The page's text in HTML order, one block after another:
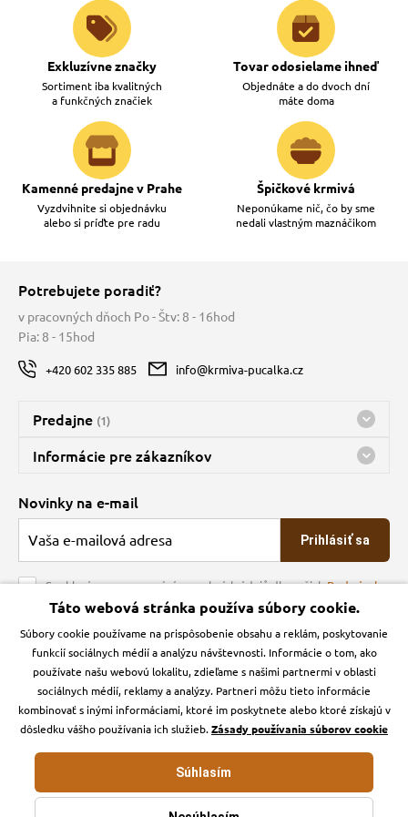
Exkluzívne značky
Sortiment iba kvalitných
a funkčných značiek
Tovar odosielame ihneď
Objednáte a do dvoch dní
máte doma
Kamenné predajne v Prahe
Vyzdvihnite si objednávku
alebo si príďte pre radu
Špičkové krmivá
Neponúkame nič, čo by sme
nedali vlastným maznáčikom
Potrebujete poradiť?
v pracovných dňoch Po - Štv: 8 - 16hod
Pia: 8 - 15hod
+420 602 335 885 info@krmiva-pucalka.cz
Predajne (1)
Predajňa a sklad Kbely
Bohužiaľ, momentálne máme zatvorené
Informácie pre zákazníkov
O spoločnosti
Veľkoobchod
Obchodné podmienky
Kontakt
Podmienky ochrany osobných údajov
Zásady používanie cookies a Google Analytics
Novinky na e-mail
Prihlásiť sa
Souhlasím se zpracováním osobních údajů dle našichPodmínek
ochrany osobních údajů
Krmiva Pučálka na sociálnych sieťach
Instagran Facebook
E-shop vytvorila
Táto webová stránka používa súbory cookie.
Súbory cookie používame na prispôsobenie obsahu a reklám, poskytovanie
funkcií sociálnych médií a analýzu návštevnosti. Informácie o tom, ako
používate našu webovú lokalitu, zdieľame s našimi partnermi v oblasti
sociálnych médií, reklamy a analýzy. Partneri môžu tieto informácie
kombinovať s inými informáciami, ktoré im poskytnete alebo ktoré získajú v
dôsledku vášho používania ich služieb.Zásady používania súborov cookie
Súhlasím